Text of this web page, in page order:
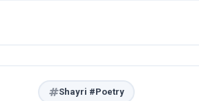
Shayri #Poetry